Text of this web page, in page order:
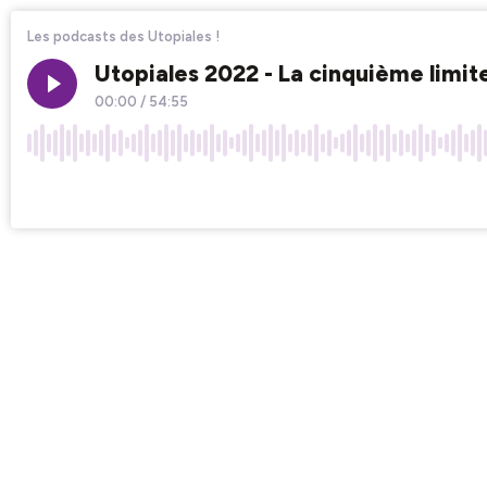
Les podcasts des Utopiales !
Utopiales 2022 - La cinquième
00:00 / 54:55